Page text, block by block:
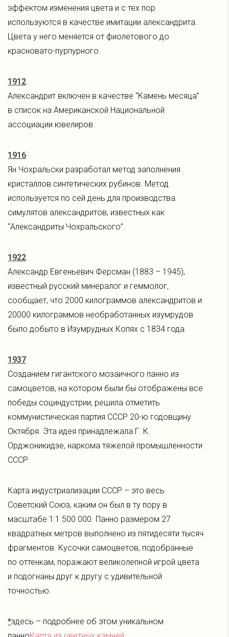
эффектом изменения цвета и с тех пор
используются в качестве имитации александрита.
Цвета у него меняется от фиолетового до
красновато-пурпурного.
1912
Александрит включен в качестве “Камень месяца”
в список на Американской Национальной
ассоциации ювелиров.
1916
Ян Чохральски разработал метод заполнения
кристаллов синтетических рубинов. Метод
используется по сей день для производства
симулятов александритов, известных как
“Александриты Чохральского”.
1922
Александр Евгеньевич Ферсман (1883 – 1945),
известный русский минералог и геммолог,
сообщает, что 2000 килограммов александритов и
20000 килограммов необработанных изумрудов
было добыто в Изумрудных Копях с 1834 года.
1937
Созданием гигантского мозаичного панно из
самоцветов, на котором были бы отображены все
победы социндустрии, решила отметить
коммунистическая партия СССР 20-ю годовщину
Октября. Эта идея принадлежала Г. К.
Орджоникидзе, наркома тяжелой промышленности
СССР.
Карта индустриализации СССР – это весь
Советский Союз, каким он был в ту пору в
масштабе 1:1 500 000. Панно размером 27
квадратных метров выполнено из пятидесяти тысяч
фрагментов. Кусочки самоцветов, подобранные
по оттенкам, поражают великолепной игрой цвета
и подогнаны друг к другу с удивительной
точностью.
*здесь – подробнее об этом уникальном